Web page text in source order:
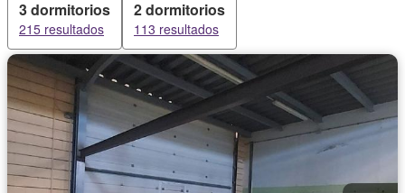
3 dormitorios
215 resultados
2 dormitorios
113 resultados